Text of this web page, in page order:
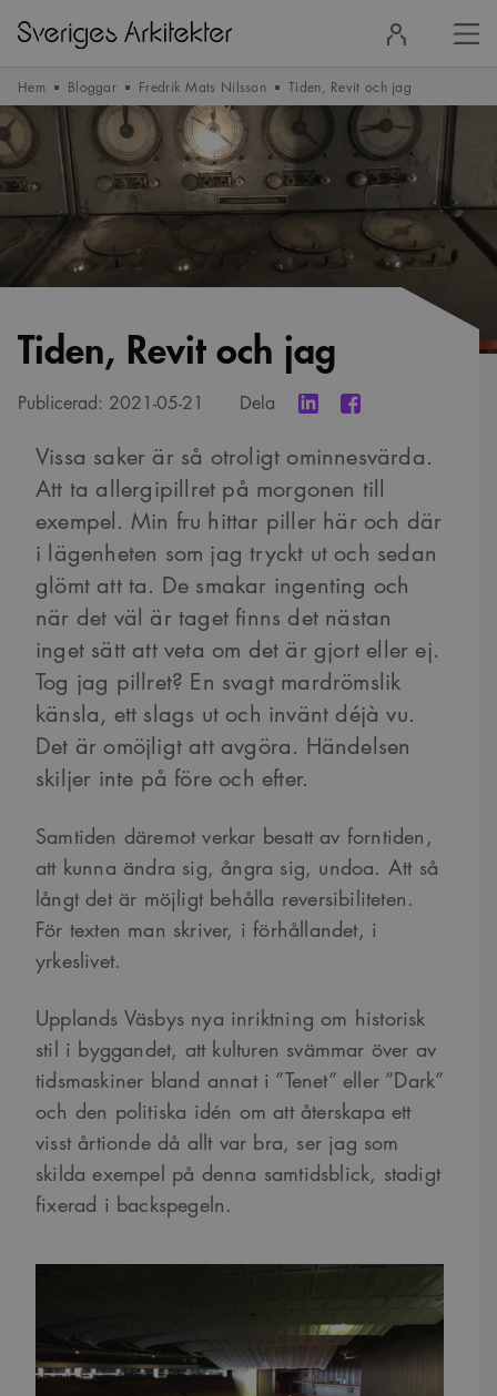
in
Hem Bloggar Fredrik Mats Nilsson Tiden, Revit och jag
Tiden, Revit och jag
Publicerad: 2021-05-21 Dela
Vissa saker är så otroligt ominnesvärda.
Att ta allergipillret på morgonen till
exempel. Min fru hittar piller här och där
i lägenheten som jag tryckt ut och sedan
glömt att ta. De smakar ingenting och
när det väl är taget finns det nästan
inget sätt att veta om det är gjort eller ej.
Tog jag pillret? En svagt mardrömslik
känsla, ett slags ut och invänt déjà vu.
Det är omöjligt att avgöra. Händelsen
skiljer inte på före och efter.
Samtiden däremot verkar besatt av forntiden,
att kunna ändra sig, ångra sig, undoa. Att så
långt det är möjligt behålla reversibiliteten.
För texten man skriver, i förhållandet, i
yrkeslivet.
Upplands Väsbys nya inriktning om historisk
stil i byggandet, att kulturen svämmar över av
tidsmaskiner bland annat i ”Tenet” eller ”Dark”
och den politiska idén om att återskapa ett
visst årtionde då allt var bra, ser jag som
skilda exempel på denna samtidsblick, stadigt
fixerad i backspegeln.